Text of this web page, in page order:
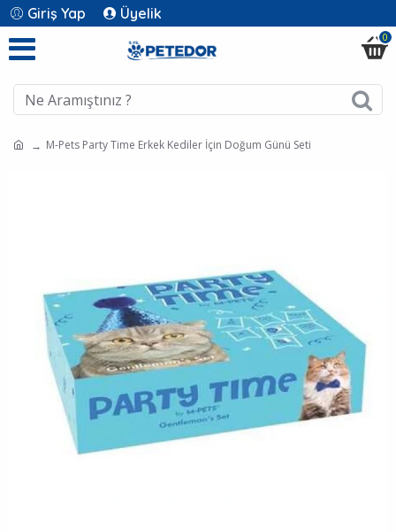
Giriş Yap Üyelik
0
M-Pets Party Time Erkek Kediler İçin Doğum Günü Seti